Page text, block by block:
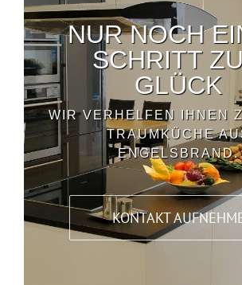
NUR NOCH
SCHRITT
GLÜCK
WIR VERHELFEN IHNEN
TRAUMKÜCHE
ENGELSBRAND.
KONTAKT